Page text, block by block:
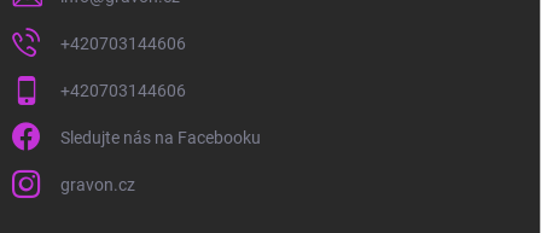
+420703144606
+420703144606
Sledujte nás na Facebooku
gravon.cz